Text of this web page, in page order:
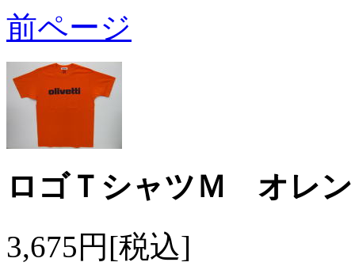
前ページ
ロゴＴシャツＭ オレ
3,675円[税込]